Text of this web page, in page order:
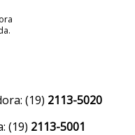
(19) 2113-5020
(19) 2113-5001